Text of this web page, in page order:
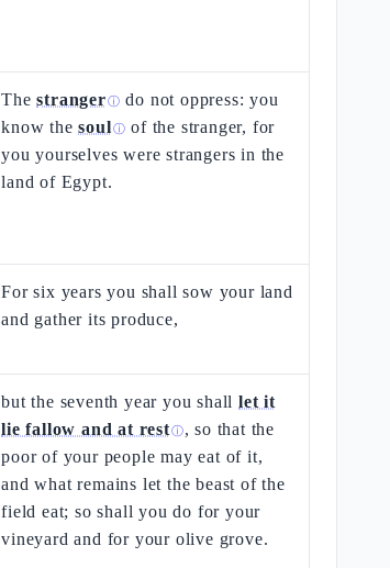
Thestrangerⓘ do not oppress: you
know thesoulⓘ of the stranger, for
you yourselves were strangers in the
land of Egypt.
For six years you shall sow your land
and gather its produce,
but the seventh year you shalllet it
lie fallow and at restⓘ, so that the
poor of your people may eat of it,
and what remains let the beast of the
field eat; so shall you do for your
vineyard and for your olive grove.